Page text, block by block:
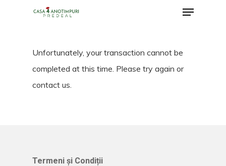
Menu
Unfortunately, your transaction cannot be
completed at this time. Please try again or
contact us.
Termeni și Condiții